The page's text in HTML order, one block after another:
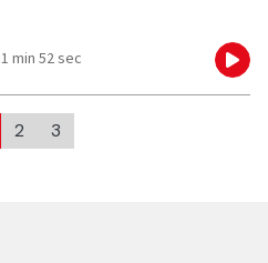
1 min 52 sec
2 3